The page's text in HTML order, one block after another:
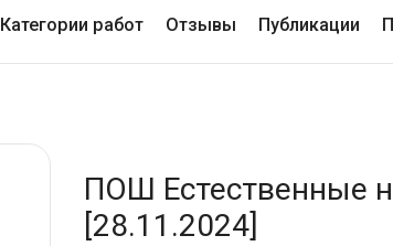
Категории работ Отзывы Публикации
ПОШ Естественные
[28.11.2024]